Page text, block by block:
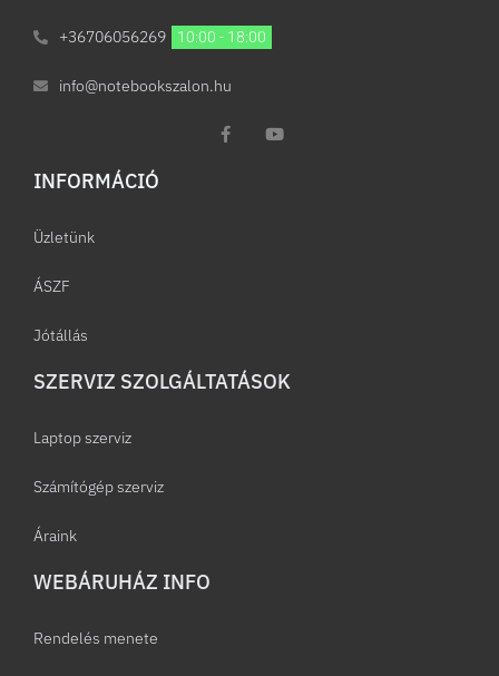
+36706056269 10:00 - 18:00
info@notebookszalon.hu
INFORMÁCIÓ​
Üzletünk
ÁSZF
Jótállás
SZERVIZ SZOLGÁLTATÁSOK
Laptop szerviz
Számítógép szerviz
Áraink
WEBÁRUHÁZ INFO
Rendelés menete